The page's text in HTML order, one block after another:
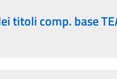
titoli comp. base